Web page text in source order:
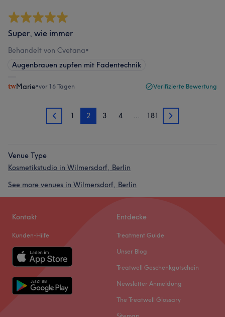
Super, wie immer
Behandelt von Cvetana•
Augenbrauen zupfen mit Fadentechnik
Marie•vor 16 Tagen Verifizierte Bewertung
1 1 2 3 4 … 181 3
Venue Type
Kosmetikstudio in Wilmersdorf, Berlin
See more venues in Wilmersdorf, Berlin
Kontakt
Kunden-Hilfe
Entdecke
Treatment Guide
Unser Blog
Treatwell Geschenkgutschein
Newsletter Anmeldung
The Treatwell Glossary